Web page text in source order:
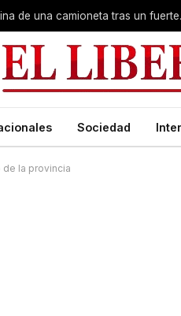
Un
Sociedad
la provincia